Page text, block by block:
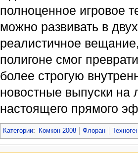
полноценное игровое
можно развивать в
реалистичное
полигоне смог
более строгую
новостные выпуски на
настоящего прямого
Категории: Комкон-2008 Флоран